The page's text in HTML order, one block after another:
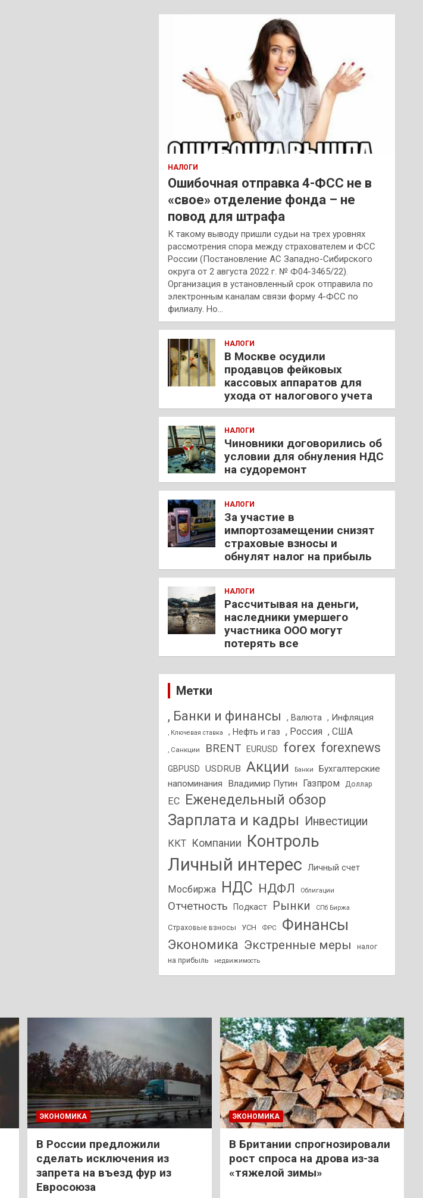
НАЛОГИ
Ошибочная отправка 4-ФСС не в
«свое» отделение фонда – не
повод для штрафа
К такому выводу пришли судьи на трех уровнях
рассмотрения спора между страхователем и ФСС
России (Постановление АС Западно-Сибирского
округа от 2 августа 2022 г. № Ф04-3465/22).
Организация в установленный срок отправила по
электронным каналам связи форму 4-ФСС по
филиалу. Но…
НАЛОГИ
В Москве осудили
продавцов фейковых
кассовых аппаратов для
ухода от налогового учета
НАЛОГИ
Чиновники договорились об
условии для обнуления НДС
на судоремонт
НАЛОГИ
За участие в
импортозамещении снизят
страховые взносы и
обнулят налог на прибыль
НАЛОГИ
Рассчитывая на деньги,
наследники умершего
участника ООО могут
потерять все
Метки
, Банки и финансы , Валюта , Инфляция
, Ключевая ставка , Нефть и газ , Россия , США
, Санкции BRENT EURUSD forex forexnews
GBPUSD USDRUB Акции Банки
Бухгалтерские
напоминания
Владимир Путин Газпром Доллар
ЕС Еженедельный обзор
Зарплата и кадры Инвестиции
ККТ Компании Контроль
Личный интерес Личный счет
Мосбиржа НДС НДФЛ Облигации
Отчетность Подкаст Рынки СПб Биржа
Страховые взносы УСН ФРС Финансы
Экономика Экстренные меры
налог
на прибыль
недвижимость
ЭКОНОМИКА
В России предложили
сделать исключения из
запрета на въезд фур из
Евросоюза
ЭКОНОМИКА
В Британии спрогнозировали
рост спроса на дрова из-за
«тяжелой зимы»